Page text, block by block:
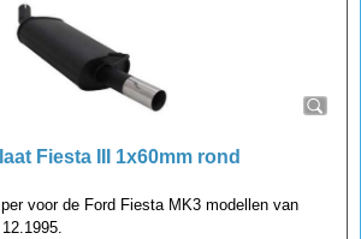
Fiesta III 1x60mm rond
voor de Ford Fiesta MK3 modellen van